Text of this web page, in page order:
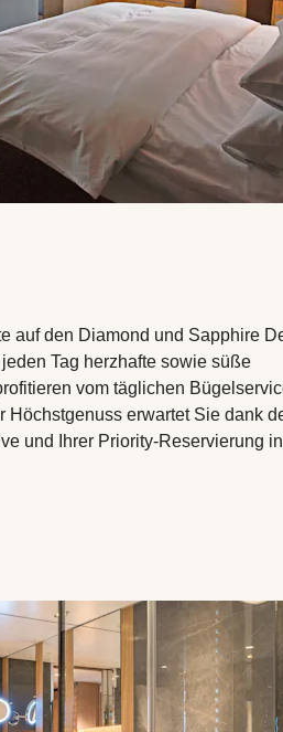
auf den Diamond und Sapphire
Tag herzhafte sowie süße
vom täglichen
erwartet Sie dank
und Ihrer Priority-Reservierung in